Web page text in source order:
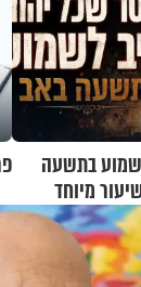
בתשעה
מיוחד